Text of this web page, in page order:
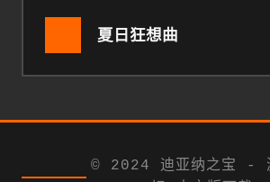
夏日狂想曲
© 2024 迪亚纳之宝 -